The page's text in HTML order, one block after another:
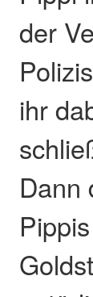
der
ihr
Dann